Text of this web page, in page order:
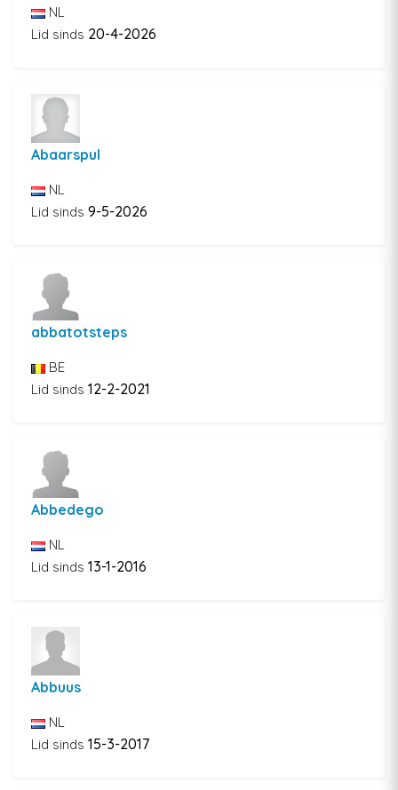
NL
Lid sinds 20-4-2026
Abaarspul
NL
Lid sinds 9-5-2026
abbatotsteps
BE
Lid sinds 12-2-2021
Abbedego
NL
Lid sinds 13-1-2016
Abbuus
NL
Lid sinds 15-3-2017